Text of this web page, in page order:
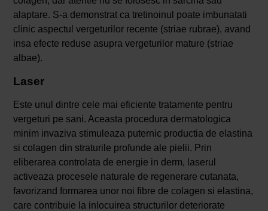
alaptare. S-a demonstrat ca tretinoinul poate imbunatati
clinic aspectul vergeturilor recente (striae rubrae), avand
insa efecte reduse asupra vergeturilor mature (striae
albae).
Laser
Este unul dintre cele mai eficiente tratamente pentru
vergeturi pe sani. Aceasta procedura dermatologica
minim invaziva stimuleaza puternic productia de elastina
si colagen din straturile profunde ale pielii. Prin
eliberarea controlata de energie in derm, laserul
activeaza procesele naturale de regenerare cutanata,
favorizand formarea unor noi fibre de colagen si elastina,
care contribuie la inlocuirea structurilor deteriorate